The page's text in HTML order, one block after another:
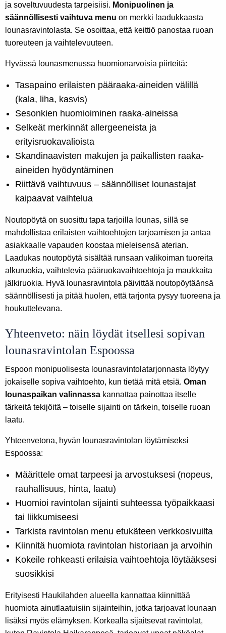
ja soveltuvuudesta tarpeisiisi. Monipuolinen ja
säännöllisesti vaihtuva menu on merkki laadukkaasta
lounasravintolasta. Se osoittaa, että keittiö panostaa ruoan
tuoreuteen ja vaihtelevuuteen.
Hyvässä lounasmenussa huomionarvoisia piirteitä:
Tasapaino erilaisten pääraaka-aineiden välillä
(kala, liha, kasvis)
Sesonkien huomioiminen raaka-aineissa
Selkeät merkinnät allergeeneista ja
erityisruokavalioista
Skandinaavisten makujen ja paikallisten raaka-
aineiden hyödyntäminen
Riittävä vaihtuvuus – säännölliset lounastajat
kaipaavat vaihtelua
Noutopöytä on suosittu tapa tarjoilla lounas, sillä se
mahdollistaa erilaisten vaihtoehtojen tarjoamisen ja antaa
asiakkaalle vapauden koostaa mieleisensä aterian.
Laadukas noutopöytä sisältää runsaan valikoiman tuoreita
alkuruokia, vaihtelevia pääruokavaihtoehtoja ja maukkaita
jälkiruokia. Hyvä lounasravintola päivittää noutopöytäänsä
säännöllisesti ja pitää huolen, että tarjonta pysyy tuoreena ja
houkuttelevana.
Yhteenveto: näin löydät itsellesi sopivan
lounasravintolan Espoossa
Espoon monipuolisesta lounasravintolatarjonnasta löytyy
jokaiselle sopiva vaihtoehto, kun tietää mitä etsiä. Oman
lounaspaikan valinnassa kannattaa painottaa itselle
tärkeitä tekijöitä – toiselle sijainti on tärkein, toiselle ruoan
laatu.
Yhteenvetona, hyvän lounasravintolan löytämiseksi
Espoossa:
Määrittele omat tarpeesi ja arvostuksesi (nopeus,
rauhallisuus, hinta, laatu)
Huomioi ravintolan sijainti suhteessa työpaikkaasi
tai liikkumiseesi
Tarkista ravintolan menu etukäteen verkkosivuilta
Kiinnitä huomiota ravintolan historiaan ja arvoihin
Kokeile rohkeasti erilaisia vaihtoehtoja löytääksesi
suosikkisi
Erityisesti Haukilahden alueella kannattaa kiinnittää
huomiota ainutlaatuisiin sijainteihin, jotka tarjoavat lounaan
lisäksi myös elämyksen. Korkealla sijaitsevat ravintolat,